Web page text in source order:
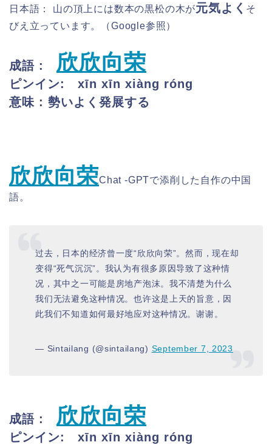
日本語： 山の頂上には数本の黒松の木が元気よく そ
びえ立っています。
（Google参照）
成語 : 欣欣向荣
ピンイン: xīn xīn xiàng róng
意味 : 勢いよく発展する
欣欣向荣Chat -GPTで添削した自作の中国
語。
过去，日本的经济曾一度“欣欣向荣”。然而，现在却
变得“死气沉沉”。我认为有很多原因导致了这种情
况，其中之一可能是房地产泡沫。我不清楚为什么
我们无法避免这种情况。也许这是上天的旨意，因
此我们不知道如何最好地应对这种情况。谢谢。
— Sintailang (@sintailang) September 7, 2023
成語 : 欣欣向荣
ピンイン: xīn xīn xiàng róng